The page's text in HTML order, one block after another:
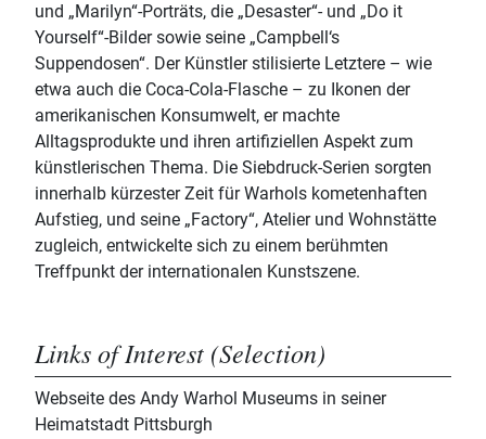
und „Marilyn“-Porträts, die „Desaster“- und „Do it
Yourself“-Bilder sowie seine „Campbell‘s
Suppendosen“. Der Künstler stilisierte Letztere – wie
etwa auch die Coca-Cola-Flasche – zu Ikonen der
amerikanischen Konsumwelt, er machte
Alltagsprodukte und ihren artifiziellen Aspekt zum
künstlerischen Thema. Die Siebdruck-Serien sorgten
innerhalb kürzester Zeit für Warhols kometenhaften
Aufstieg, und seine „Factory“, Atelier und Wohnstätte
zugleich, entwickelte sich zu einem berühmten
Treffpunkt der internationalen Kunstszene.
Links of Interest (Selection)
Webseite des Andy Warhol Museums in seiner
Heimatstadt Pittsburgh